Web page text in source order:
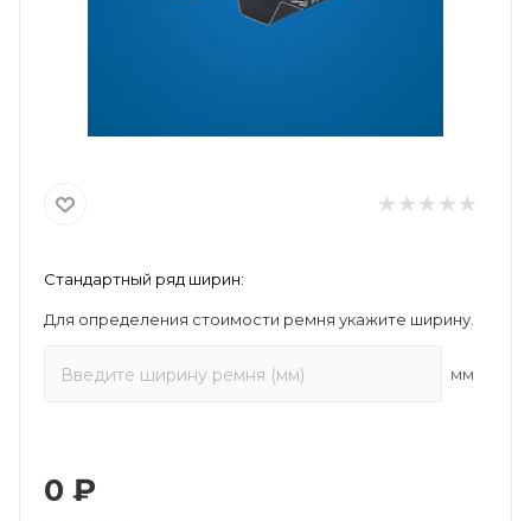
Стандартный ряд ширин:
Для определения стоимости ремня укажите ширину.
мм
0 ₽